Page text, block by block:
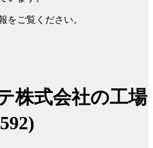
をご覧ください。
株式会社の工場